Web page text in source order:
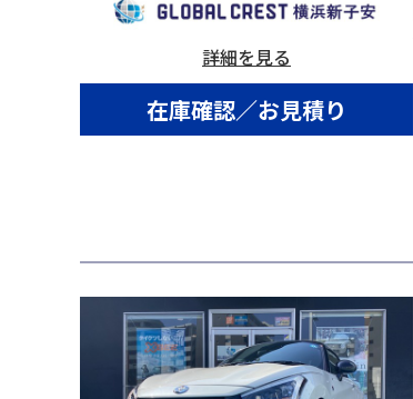
詳細を見る
在庫確認／お見積り